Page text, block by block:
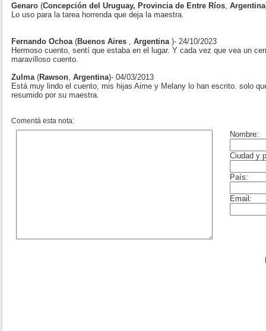
Genaro (Concepción del Uruguay, Provincia de Entre Ríos Argentina
Lo uso para la tarea horrenda que deja la maestra.
Fernando Ochoa (Buenos Aires Argentina )- 24/10/2023
Hermoso cuento, sentí que estaba en el lugar. Y cada vez que vea un
maravilloso cuento.
Zulma (Rawson Argentina)- 04/03/2013
Está muy lindo el cuento, mis hijas Aime y Melany lo han escrito. solo
resumido por su maestra.
Comentá esta nota: